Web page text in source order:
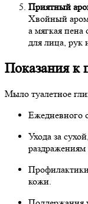
Приятный
Хвойный
а мягкая пена
для лица, рук
Показания к
Мыло туалетное
Ежедневного
Ухода за
кожи.